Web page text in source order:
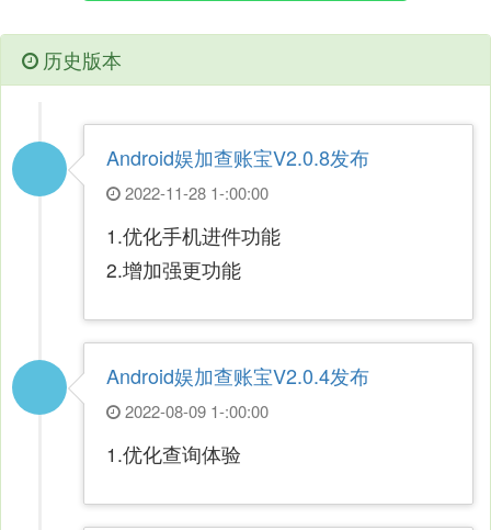
历史版本
Android娱加查账宝V2.0.8发布
2022-11-28 1-:00:00
1.优化手机进件功能
2.增加强更功能
Android娱加查账宝V2.0.4发布
2022-08-09 1-:00:00
1.优化查询体验